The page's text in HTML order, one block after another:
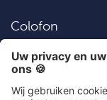
Colofon
Vacatures
Contact